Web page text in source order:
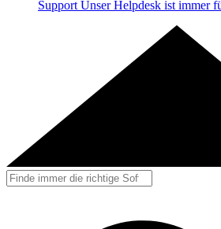
Support Unser Helpdesk ist immer